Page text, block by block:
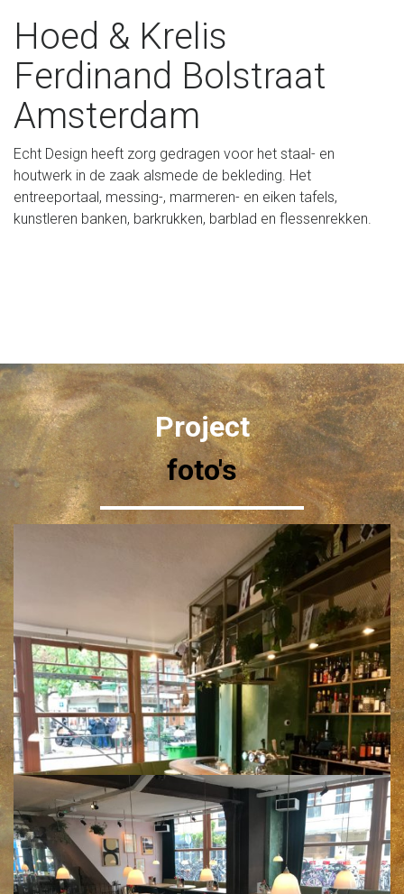
Hoed & Krelis
Ferdinand Bolstraat
Amsterdam
Echt Design heeft zorg gedragen voor het staal- en
houtwerk in de zaak alsmede de bekleding. Het
entreeportaal, messing-, marmeren- en eiken tafels,
kunstleren banken, barkrukken, barblad en flessenrekken.
Project
foto's